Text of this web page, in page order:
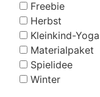
Freebie
Herbst
Kleinkind-Yoga
Materialpaket
Spielidee
Winter